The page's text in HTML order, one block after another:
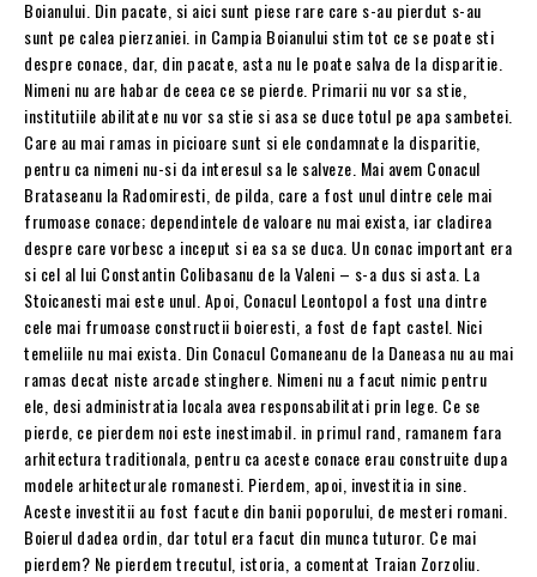
Boianului. Din pacate, si aici sunt piese rare care s-au pierdut s-au
sunt pe calea pierzaniei. in Campia Boianului stim tot ce se poate sti
despre conace, dar, din pacate, asta nu le poate salva de la disparitie.
Nimeni nu are habar de ceea ce se pierde. Primarii nu vor sa stie,
institutiile abilitate nu vor sa stie si asa se duce totul pe apa sambetei.
Care au mai ramas in picioare sunt si ele condamnate la disparitie,
pentru ca nimeni nu-si da interesul sa le salveze. Mai avem Conacul
Brataseanu la Radomiresti, de pilda, care a fost unul dintre cele mai
frumoase conace; dependintele de valoare nu mai exista, iar cladirea
despre care vorbesc a inceput si ea sa se duca. Un conac important era
si cel al lui Constantin Colibasanu de la Valeni – s-a dus si asta. La
Stoicanesti mai este unul. Apoi, Conacul Leontopol a fost una dintre
cele mai frumoase constructii boieresti, a fost de fapt castel. Nici
temeliile nu mai exista. Din Conacul Comaneanu de la Daneasa nu au mai
ramas decat niste arcade stinghere. Nimeni nu a facut nimic pentru
ele, desi administratia locala avea responsabilitati prin lege. Ce se
pierde, ce pierdem noi este inestimabil. in primul rand, ramanem fara
arhitectura traditionala, pentru ca aceste conace erau construite dupa
modele arhitecturale romanesti. Pierdem, apoi, investitia in sine.
Aceste investitii au fost facute din banii poporului, de mesteri romani.
Boierul dadea ordin, dar totul era facut din munca tuturor. Ce mai
pierdem? Ne pierdem trecutul, istoria, a comentat Traian Zorzoliu.